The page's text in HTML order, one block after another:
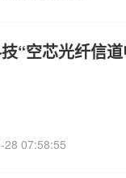
“空芯光纤信
28 07:58:55